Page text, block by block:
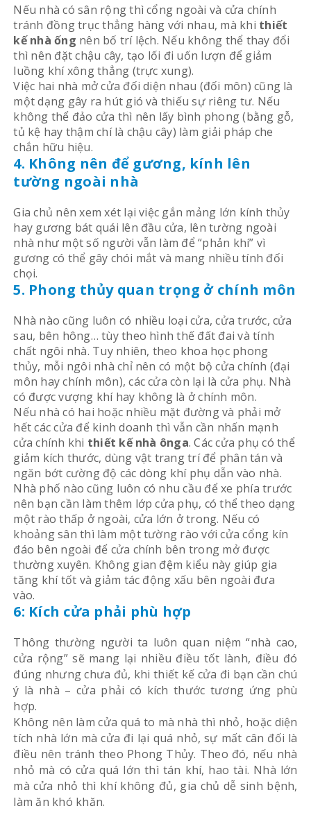
Nếu nhà có sân rộng thì cổng ngoài và cửa chính
tránh đồng trục thẳng hàng với nhau, mà khi thiết
kế nhà ống nên bố trí lệch. Nếu không thể thay đổi
thì nên đặt chậu cây, tạo lối đi uốn lượn để giảm
luồng khí xông thẳng (trực xung).
Việc hai nhà mở cửa đối diện nhau (đối môn) cũng là
một dạng gây ra hút gió và thiếu sự riêng tư. Nếu
không thể đảo cửa thì nên lấy bình phong (bằng gỗ,
tủ kệ hay thậm chí là chậu cây) làm giải pháp che
chắn hữu hiệu.
4. Không nên để gương, kính lên
tường ngoài nhà
Gia chủ nên xem xét lại việc gắn mảng lớn kính thủy
hay gương bát quái lên đầu cửa, lên tường ngoài
nhà như một số người vẫn làm để “phản khí” vì
gương có thể gây chói mắt và mang nhiều tính đối
chọi.
5. Phong thủy quan trọng ở chính môn
Nhà nào cũng luôn có nhiều loại cửa, cửa trước, cửa
sau, bên hông… tùy theo hình thế đất đai và tính
chất ngôi nhà. Tuy nhiên, theo khoa học phong
thủy, mỗi ngôi nhà chỉ nên có một bộ cửa chính (đại
môn hay chính môn), các cửa còn lại là cửa phụ. Nhà
có được vượng khí hay không là ở chính môn.
Nếu nhà có hai hoặc nhiều mặt đường và phải mở
hết các cửa để kinh doanh thì vẫn cần nhấn mạnh
cửa chính khi thiết kế nhà ônga. Các cửa phụ có thể
giảm kích thước, dùng vật trang trí để phân tán và
ngăn bớt cường độ các dòng khí phụ dẫn vào nhà.
Nhà phố nào cũng luôn có nhu cầu để xe phía trước
nên bạn cần làm thêm lớp cửa phụ, có thể theo dạng
một rào thấp ở ngoài, cửa lớn ở trong. Nếu có
khoảng sân thì làm một tường rào với cửa cổng kín
đáo bên ngoài để cửa chính bên trong mở được
thường xuyên. Không gian đệm kiểu này giúp gia
tăng khí tốt và giảm tác động xấu bên ngoài đưa
vào.
6: Kích cửa phải phù hợp
Thông thường người ta luôn quan niệm “nhà cao,
cửa rộng” sẽ mang lại nhiều điều tốt lành, điều đó
đúng nhưng chưa đủ, khi thiết kế cửa đi bạn cần chú
ý là nhà – cửa phải có kích thước tương ứng phù
hợp.
Không nên làm cửa quá to mà nhà thì nhỏ, hoặc diện
tích nhà lớn mà cửa đi lại quá nhỏ, sự mất cân đối là
điều nên tránh theo Phong Thủy. Theo đó, nếu nhà
nhỏ mà có cửa quá lớn thì tán khí, hao tài. Nhà lớn
mà cửa nhỏ thì khí không đủ, gia chủ dễ sinh bệnh,
làm ăn khó khăn.